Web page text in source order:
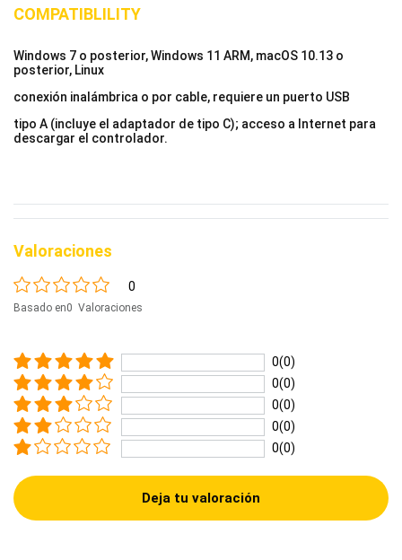
COMPATIBLILITY
Windows 7 o posterior, Windows 11 ARM, macOS 10.13 o
posterior, Linux
conexión inalámbrica o por cable, requiere un puerto USB
tipo A (incluye el adaptador de tipo C); acceso a Internet para
descargar el controlador.
Valoraciones
0
Basado en0 Valoraciones
0(0)
0(0)
0(0)
0(0)
0(0)
Deja tu valoración